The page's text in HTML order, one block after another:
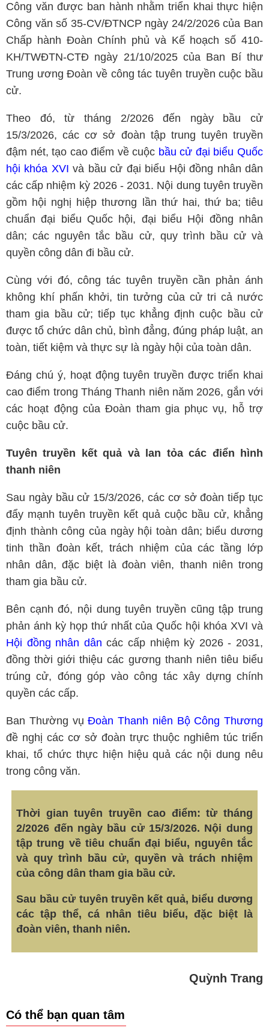
Công văn được ban hành nhằm triển khai thực hiện
Công văn số 35-CV/ĐTNCP ngày 24/2/2026 của Ban
Chấp hành Đoàn Chính phủ và Kế hoạch số 410-
KH/TWĐTN-CTĐ ngày 21/10/2025 của Ban Bí thư
Trung ương Đoàn về công tác tuyên truyền cuộc bầu
cử.
Theo đó, từ tháng 2/2026 đến ngày bầu cử
15/3/2026, các cơ sở đoàn tập trung tuyên truyền
đậm nét, tạo cao điểm về cuộc bầu cử đại biểu Quốc
hội khóa XVI và bầu cử đại biểu Hội đồng nhân dân
các cấp nhiệm kỳ 2026 - 2031. Nội dung tuyên truyền
gồm hội nghị hiệp thương lần thứ hai, thứ ba; tiêu
chuẩn đại biểu Quốc hội, đại biểu Hội đồng nhân
dân; các nguyên tắc bầu cử, quy trình bầu cử và
quyền công dân đi bầu cử.
Cùng với đó, công tác tuyên truyền cần phản ánh
không khí phấn khởi, tin tưởng của cử tri cả nước
tham gia bầu cử; tiếp tục khẳng định cuộc bầu cử
được tổ chức dân chủ, bình đẳng, đúng pháp luật, an
toàn, tiết kiệm và thực sự là ngày hội của toàn dân.
Đáng chú ý, hoạt động tuyên truyền được triển khai
cao điểm trong Tháng Thanh niên năm 2026, gắn với
các hoạt động của Đoàn tham gia phục vụ, hỗ trợ
cuộc bầu cử.
Tuyên truyền kết quả và lan tỏa các điển hình
thanh niên
Sau ngày bầu cử 15/3/2026, các cơ sở đoàn tiếp tục
đẩy mạnh tuyên truyền kết quả cuộc bầu cử, khẳng
định thành công của ngày hội toàn dân; biểu dương
tinh thần đoàn kết, trách nhiệm của các tầng lớp
nhân dân, đặc biệt là đoàn viên, thanh niên trong
tham gia bầu cử.
Bên cạnh đó, nội dung tuyên truyền cũng tập trung
phản ánh kỳ họp thứ nhất của Quốc hội khóa XVI và
Hội đồng nhân dân các cấp nhiệm kỳ 2026 - 2031,
đồng thời giới thiệu các gương thanh niên tiêu biểu
trúng cử, đóng góp vào công tác xây dựng chính
quyền các cấp.
Ban Thường vụĐoàn Thanh niên Bộ Công Thương
đề nghị các cơ sở đoàn trực thuộc nghiêm túc triển
khai, tổ chức thực hiện hiệu quả các nội dung nêu
trong công văn.
Thời gian tuyên truyền cao điểm: từ tháng
2/2026 đến ngày bầu cử 15/3/2026. Nội dung
tập trung về tiêu chuẩn đại biểu, nguyên tắc
và quy trình bầu cử, quyền và trách nhiệm
của công dân tham gia bầu cử.
Sau bầu cử tuyên truyền kết quả, biểu dương
các tập thể, cá nhân tiêu biểu, đặc biệt là
đoàn viên, thanh niên.
Quỳnh Trang
Có thể bạn quan tâm